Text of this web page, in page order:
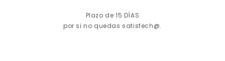
Plazo de 15 DÍAS
por si no quedas satisfech@.